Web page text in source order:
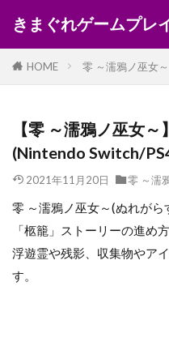
きまぐれゲームプレ
HOME 零 ～濡鴉ノ巫女～
【零 ～濡鴉ノ巫女～
(Nintendo Switch/
2021年11月20日 零 ～濡
零 ～濡鴉ノ巫女～(ぬれが
「柩籠」ストーリーの進め
浮遊霊や残影、収集物やア
す。